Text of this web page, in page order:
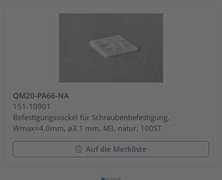
QM20-PA66-NA
151-10901
Befestigungssockel für Schraubenbefestigung,
Wmax=4.0mm, ⌀3.1 mm, M3, natur, 100ST
Auf die Merkliste